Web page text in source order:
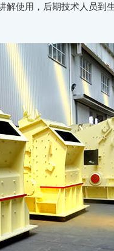
解使用，后期技术人员到